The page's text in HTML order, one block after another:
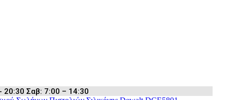
20:30 Σαβ: 7:00 – 14:30